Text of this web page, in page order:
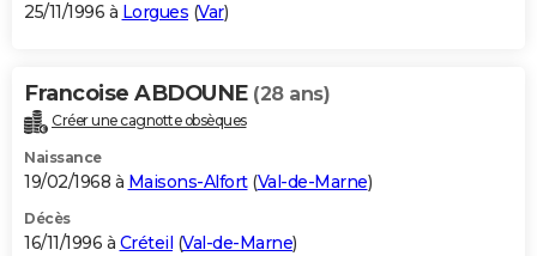
25/11/1996 à Lorgues (Var)
Francoise ABDOUNE (28 ans)
Créer une cagnotte obsèques
Naissance
19/02/1968 à Maisons-Alfort(Val-de-Marne)
Décès
16/11/1996 à Créteil (Val-de-Marne)